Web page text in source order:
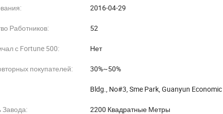
хорошей химической стабильности и отличную
2016-04-29
Работников: 52
с Fortune 500: Нет
покупателей: 30%~50%
Bldg., No#3, Sme Park, Guanyun
2200 Квадратные Метры